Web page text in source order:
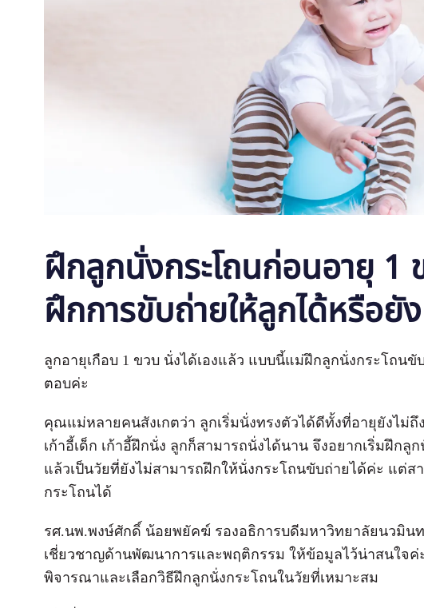
ฝึกลูกนั่งกระโถนก่อนอายุ 1
ฝึกการขับถ่ายให้ลูกได้หรือยัง
ลูกอายุเกือบ 1 ขวบ นั่งได้เองแล้ว แบบนี้แม่ฝึกลูกนั่งกระโถน
ตอบค่ะ
คุณแม่หลายคนสังเกตว่า ลูกเริ่มนั่งทรงตัวได้ดีทั้งที่อายุยังไม่ถึ
เก้าอี้เด็ก เก้าอี้ฝึกนั่ง ลูกก็สามารถนั่งได้นาน จึงอยากเริ่มฝึกลู
แล้วเป็นวัยที่ยังไม่สามารถฝึกให้นั่งกระโถนขับถ่ายได้ค่ะ แต่ส
กระโถนได้
รศ.นพ.พงษ์ศักดิ์ น้อยพยัคฆ์ รองอธิการบดีมหาวิทยาลัยนวมิน
เชี่ยวชาญด้านพัฒนาการและพฤติกรรม ให้ข้อมูลไว้น่าสนใจค่
พิจารณาและเลือกวิธีฝึกลูกนั่งกระโถนในวัยที่เหมาะสม